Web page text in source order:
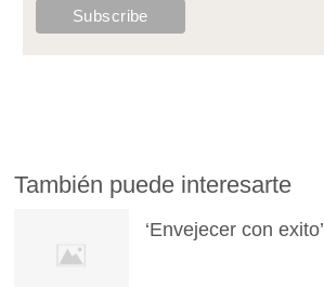
También puede interesarte
‘Envejecer con exito’